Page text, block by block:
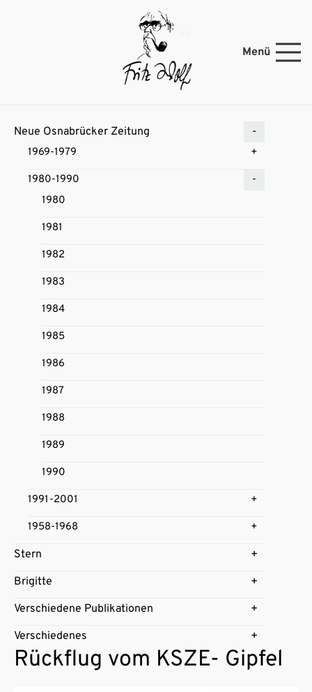
Menü
Neue Osnabrücker Zeitung
1969-1979
1980-1990
1980
1981
1982
1983
1984
1985
1986
1987
1988
1989
1990
1991-2001
1958-1968
Stern
Brigitte
Verschiedene Publikationen
Verschiedenes
Rückflug vom KSZE- Gipfel